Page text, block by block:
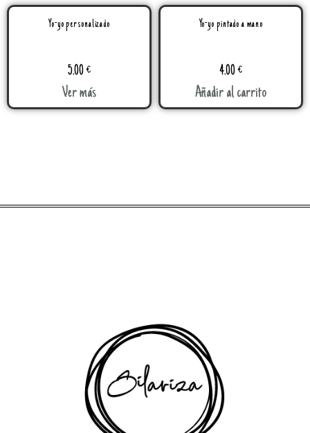
Yo-yo personalizado
5.00€
Ver más
Yo-yo pintado a mano
4.00€
Añadir al carrito